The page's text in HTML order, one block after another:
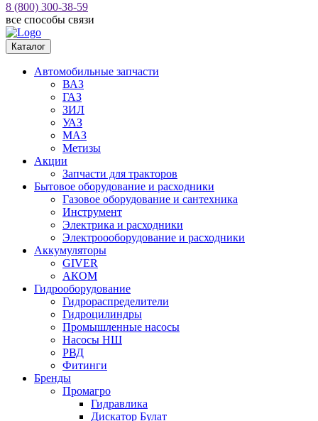
8 (800) 300-38-59
все способы связи
Каталог
Автомобильные запчасти
ВАЗ
ГАЗ
ЗИЛ
УАЗ
МАЗ
Метизы
Акции
Запчасти для тракторов
Бытовое оборудование и расходники
Газовое оборудование и сантехника
Инструмент
Электрика и расходники
Электроооборудование и расходники
Аккумуляторы
GIVER
АКОМ
Гидрооборудование
Гидрораспределители
Гидроцилиндры
Промышленные насосы
Насосы НШ
РВД
Фитинги
Бренды
Промагро
Гидравлика
Дискатор Булат